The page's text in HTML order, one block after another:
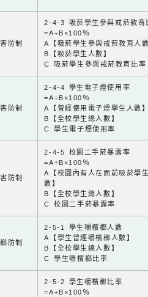
防制
2-4-3 吸菸學生參與戒菸教育
=A÷B×100％
A【吸菸學生參與戒菸教育人
B【吸菸學生人數】
C 吸菸學生參與戒菸教育比率
防制
2-4-4 學生電子煙使用率
=A÷B×100％
A【曾經使用電子煙學生人數
B【全校學生總人數】
C 學生電子煙使用率
防制
2-4-5 校園二手菸暴露率
=A÷B×100％
A【校園內有人在面前吸菸學
數】
B【全校學生總人數】
C 校園二手菸暴露率
防制
2-5-1 學生嚼檳榔人數
A【學生曾經嚼檳榔人數】
B【全校學生總人數】
C 學生嚼檳榔比率
2-5-2 學生嚼檳榔比率
=A÷B×100％